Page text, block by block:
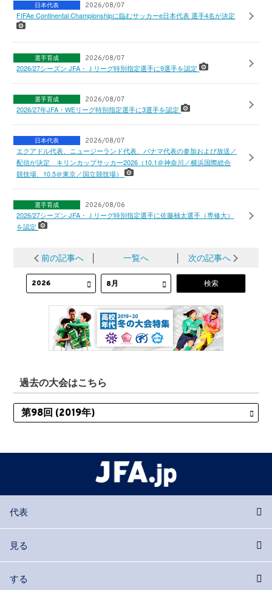
日本代表 2026/08/07
FIFAe Continental Championshipに臨むサッカーe日本代表 選手4名が決定
選手育成 2026/08/07
2026/27シーズン JFA・Ｊリーグ特別指定選手に9選手を認定
選手育成 2026/08/07
2026/27年JFA・WEリーグ特別指定選手に3選手を認定
日本代表 2026/08/07
エクアドル代表、ニュージーランド代表、パナマ代表の参加および放送／
配信が決定 キリンカップサッカー2026（10.1＠神奈川／横浜国際総合
競技場、10.5＠東京／国立競技場）
選手育成 2026/08/06
2026/27シーズン JFA・Ｊリーグ特別指定選手に佐藤柚太選手（専修大）
を認定
前の記事へ 一覧へ 次の記事へ
過去の大会はこちら
代表
見る
する